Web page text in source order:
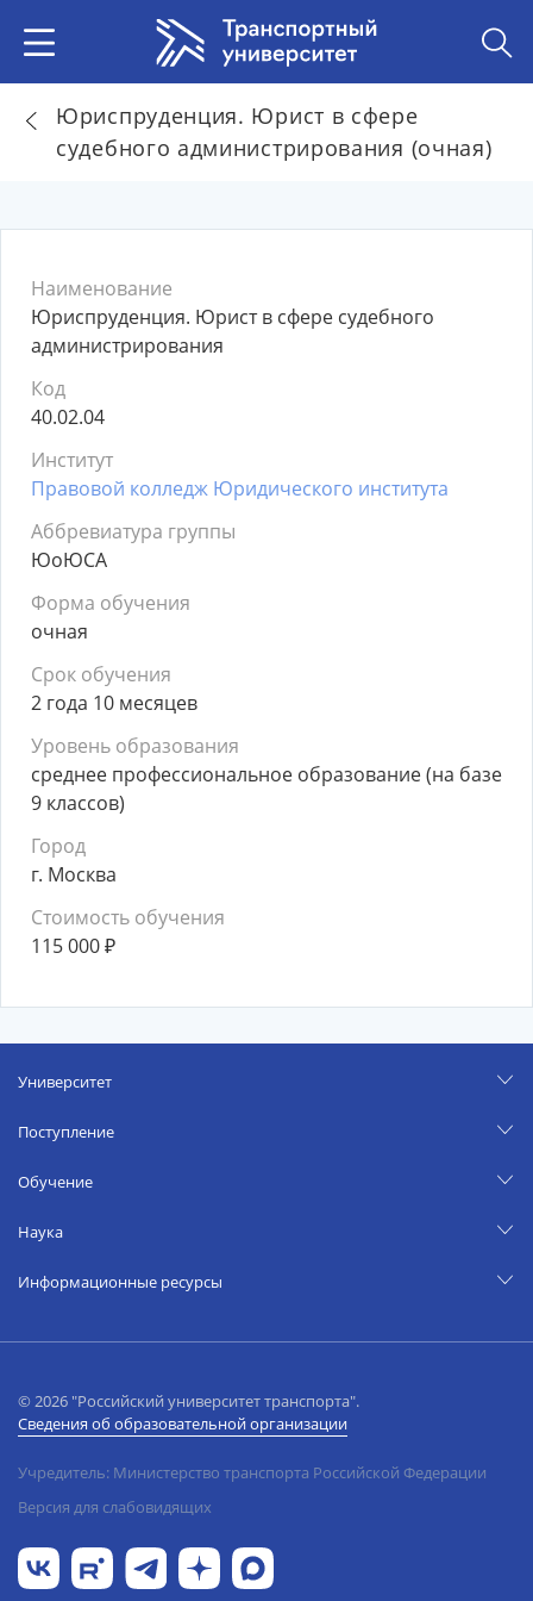
Юриспруденция. Юрист в сфере
судебного администрирования (очная)
Наименование
Юриспруденция. Юрист в сфере судебного
администрирования
Код
40.02.04
Институт
Правовой колледж Юридического института
Аббревиатура группы
ЮоЮСА
Форма обучения
очная
Срок обучения
2 года 10 месяцев
Уровень образования
среднее профессиональное образование (на базе
9 классов)
Город
г. Москва
Стоимость обучения
115 000₽
Университет
Поступление
Обучение
Наука
Информационные ресурсы
© 2026 "Российский университет транспорта".
Сведения об образовательной организации
Учредитель: Министерство транспорта Российской Федерации
Версия для слабовидящих